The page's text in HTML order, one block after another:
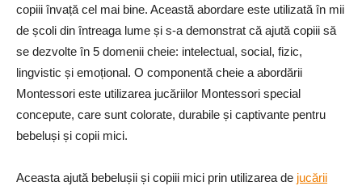
copiii învață cel mai bine. Această abordare este utilizată în mii
de școli din întreaga lume și s-a demonstrat că ajută copiii să
se dezvolte în 5 domenii cheie: intelectual, social, fizic,
lingvistic și emoțional. O componentă cheie a abordării
Montessori este utilizarea jucăriilor Montessori special
concepute, care sunt colorate, durabile și captivante pentru
bebeluși și copii mici.
Aceasta ajută bebelușii și copiii mici prin utilizarea de jucării